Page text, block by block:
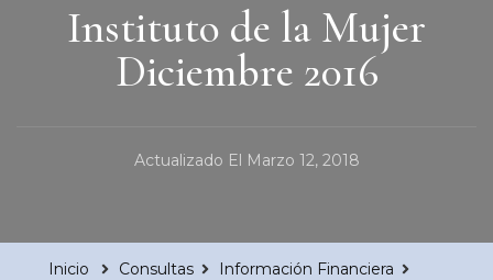
Instituto de la Mujer
Diciembre 2016
Actualizado El Marzo 12, 2018
Inicio Consultas
Información Financiera